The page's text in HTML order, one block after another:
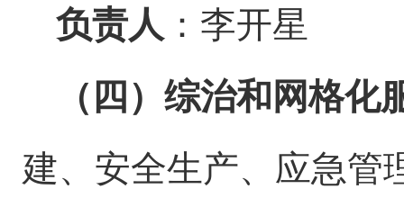
负责人 ：李开星
（四）综治和网格化
建、安全生产、应急管